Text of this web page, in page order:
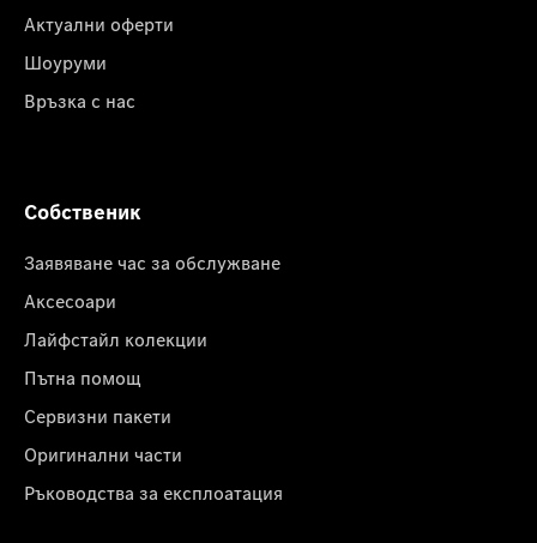
Актуални оферти
Шоуруми
Връзка с нас
Собственик
Заявяване час за обслужване
Аксесоари
Лайфстайл колекции
Пътна помощ
Сервизни пакети
Оригинални части
Ръководства за експлоатация